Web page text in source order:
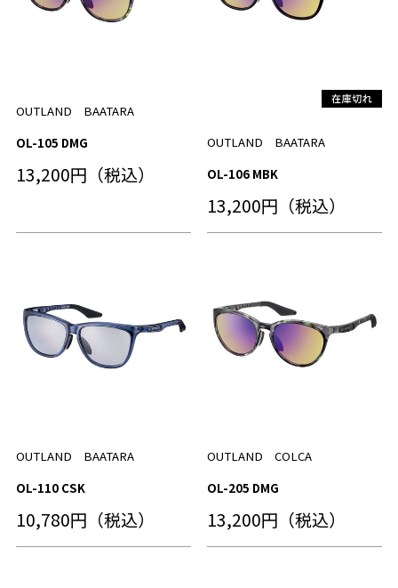
OUTLAND BAATARA
OL-105 DMG
13,200円（税込）
OUTLAND BAATARA
OL-106 MBK
13,200円（税込）
OUTLAND BAATARA
OL-110 CSK
10,780円（税込）
OUTLAND COLCA
OL-205 DMG
13,200円（税込）